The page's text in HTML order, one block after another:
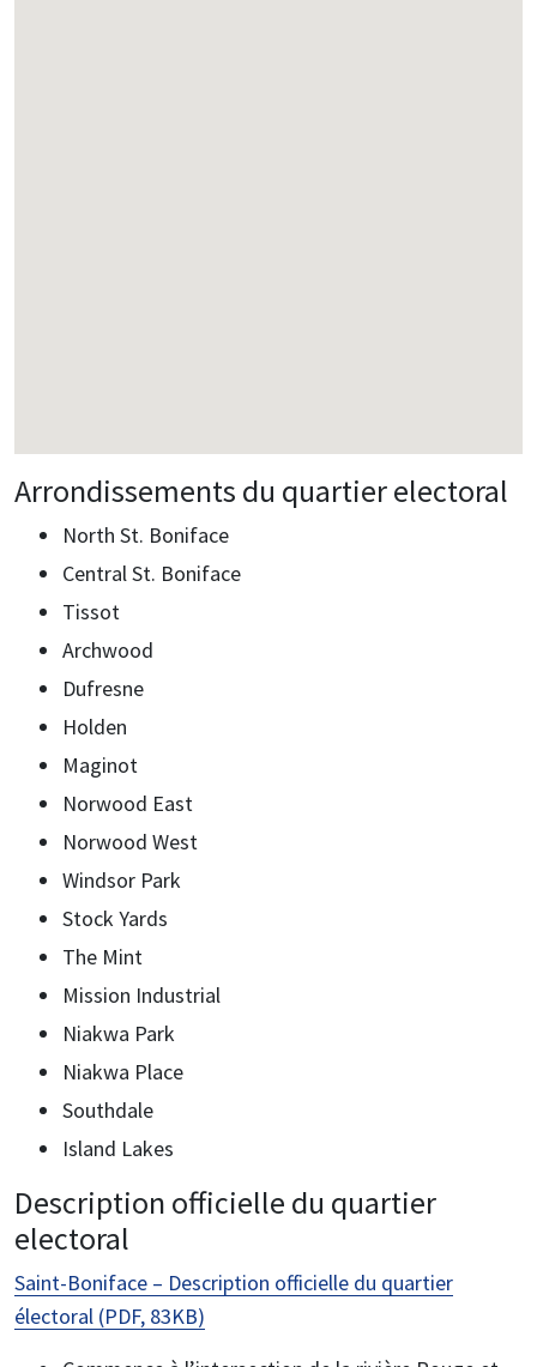
Arrondissements du quartier electoral
North St. Boniface
Central St. Boniface
Tissot
Archwood
Dufresne
Holden
Maginot
Norwood East
Norwood West
Windsor Park
Stock Yards
The Mint
Mission Industrial
Niakwa Park
Niakwa Place
Southdale
Island Lakes
Description officielle du quartier
electoral
Saint-Boniface – Description officielle du quartier
électoral (PDF, 83KB)